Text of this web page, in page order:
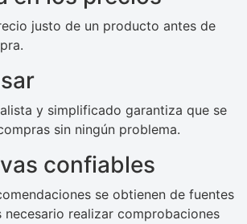
justo de un producto antes de
y simplificado garantiza que se
sin ningún problema.
confiables
se obtienen de fuentes
necesario realizar comprobaciones